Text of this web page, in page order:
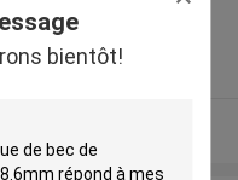
bientôt!
,Chine